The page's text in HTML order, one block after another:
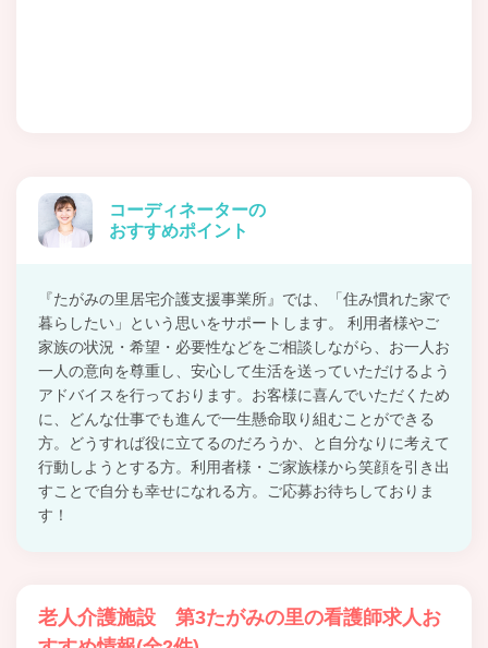
コーディネーターの
おすすめポイント
『たがみの里居宅介護支援事業所』では、「住み慣れた家で
暮らしたい」という思いをサポートします。 利用者様やご
家族の状況・希望・必要性などをご相談しながら、お一人お
一人の意向を尊重し、安心して生活を送っていただけるよう
アドバイスを行っております。お客様に喜んでいただくため
に、どんな仕事でも進んで一生懸命取り組むことができる
方。どうすれば役に立てるのだろうか、と自分なりに考えて
行動しようとする方。利用者様・ご家族様から笑顔を引き出
すことで自分も幸せになれる方。ご応募お待ちしておりま
す！
老人介護施設 第3たがみの里の看護師求人お